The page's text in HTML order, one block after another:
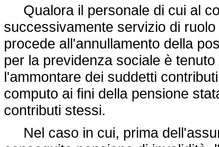
Qualora il personale di cui al
successivamente servizio di
procede all'annullamento della
per la previdenza sociale è
l'ammontare dei suddetti
computo ai fini della pensione
contributi stessi.
Nel caso in cui, prima